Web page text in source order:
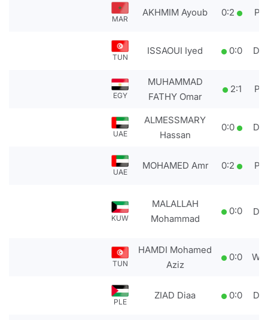
MAR
AKHMIM Ayoub 0:2
TUN
ISSAOUI Iyed 0:0
EGY
MUHAMMAD
FATHY Omar
2:1
UAE
ALMESSMARY
Hassan
0:0
UAE
MOHAMED Amr 0:2
KUW
MALALLAH
Mohammad
0:0
TUN
HAMDI Mohamed
Aziz
0:0
PLE
ZIAD Diaa 0:0